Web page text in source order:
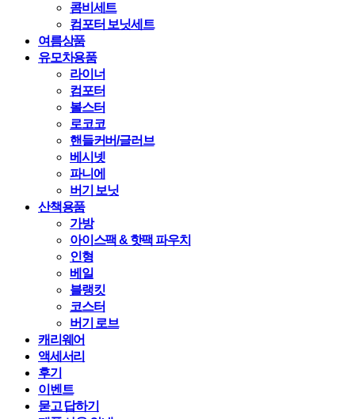
콤비세트
컴포터 보닛세트
여름상품
유모차용품
라이너
컴포터
볼스터
로코코
핸들커버/글러브
베시넷
파니에
버기 보닛
산책용품
가방
아이스팩 & 핫팩 파우치
인형
베일
블랭킷
코스터
버기 로브
캐리웨어
액세서리
후기
이벤트
묻고 답하기